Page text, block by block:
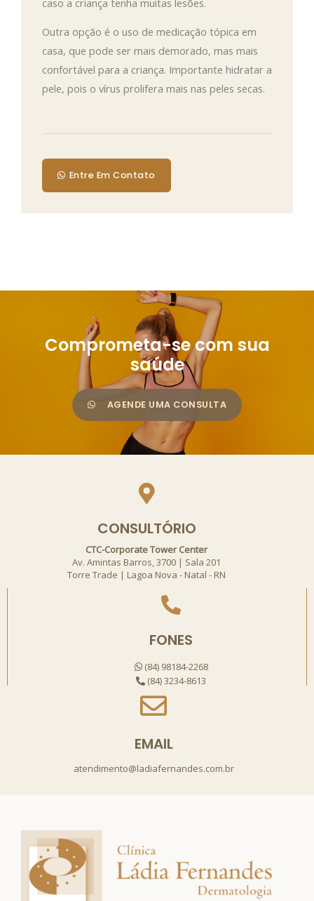
Outra opção é o uso de medicação tópica em
casa, que pode ser mais demorado, mas mais
confortável para a criança. Importante hidratar a
pele, pois o vírus prolifera mais nas peles secas.
Entre Em Contato
Comprometa-se com sua
saúde
AGENDE UMA CONSULTA
CONSULTÓRIO
CTC-Corporate Tower Center
Av. Amintas Barros, 3700 | Sala 201
Torre Trade | Lagoa Nova - Natal - RN
FONES
(84) 98184-2268
(84) 3234-8613
EMAIL
atendimento@ladiafernandes.com.br